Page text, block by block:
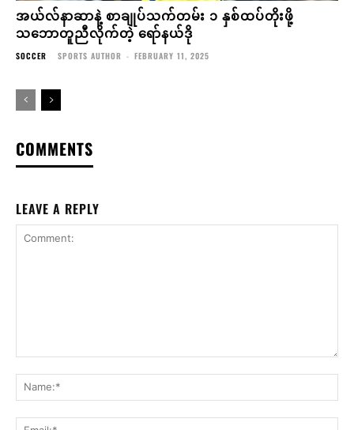
အယ်လ်နာဆာနဲ့ စာချုပ်သက်တမ်း ၁ နှစ်ထပ်တိုးဖို့
သဘောတူညီလိုက်တဲ့ ရော်နယ်ဒို
SOCCER SPORTS AUTHOR - FEBRUARY 11, 2025
COMMENTS
LEAVE A REPLY